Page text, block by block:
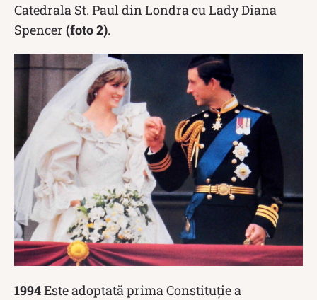
Catedrala St. Paul din Londra cu Lady Diana
Spencer (foto 2).
1994Este adoptată prima Constituție a